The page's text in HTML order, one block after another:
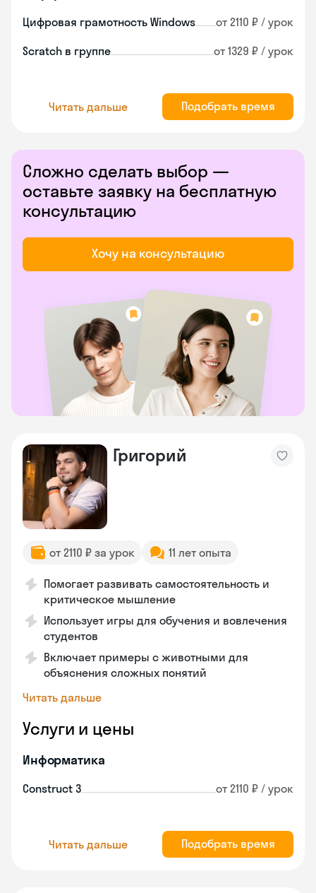
Цифровая грамотность Windows от 2110 ₽ / урок
Scratch в группе от 1329 ₽ / урок
Читать дальше Подобрать время
Сложно сделать выбор —
оставьте заявку на бесплатную
консультацию
Хочу на консультацию
Григорий
от 2110 ₽ за урок 11 лет опыта
Помогает развивать самостоятельность и
критическое мышление
Использует игры для обучения и вовлечения
студентов
Включает примеры с животными для
объяснения сложных понятий
Читать дальше
Услуги и цены
Информатика
Construct 3 от 2110 ₽ / урок
Читать дальше Подобрать время